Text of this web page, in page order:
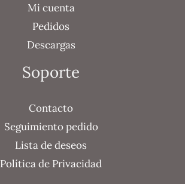
Mi cuenta
Pedidos
Descargas
Soporte
Contacto
Seguimiento pedido
Lista de deseos
Política de Privacidad